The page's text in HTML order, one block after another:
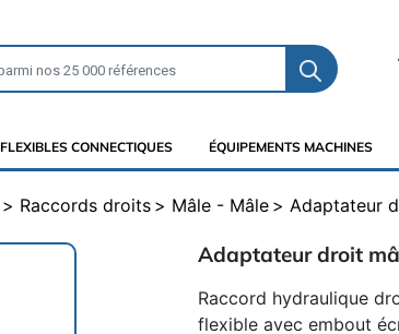
FLEXIBLES CONNECTIQUES ÉQUIPEMENTS MACHINES
Raccords droits Mâle - Mâle Adaptateur
Adaptateur droit
Raccord hydraulique
flexible avec embout